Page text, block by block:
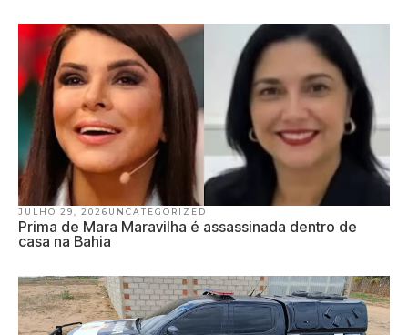
JULHO 29, 2026 UNCATEGORIZED
Prima de Mara Maravilha é assassinada dentro de
casa na Bahia